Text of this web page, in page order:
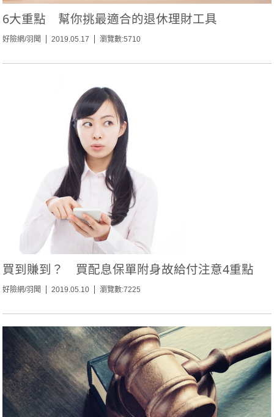
6大重點 幫你挑最適合的退休理財工具
好險網/羽聞 2019.05.17 瀏覽數:5710
買到賺到？ 買配息保單附身故給付注意4重點
好險網/羽聞 2019.05.10 瀏覽數:7225